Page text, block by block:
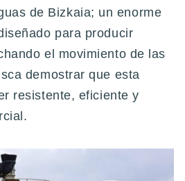
de Bizkaia; un enorme
para producir
el movimiento de las
demostrar que esta
resistente, eficiente y